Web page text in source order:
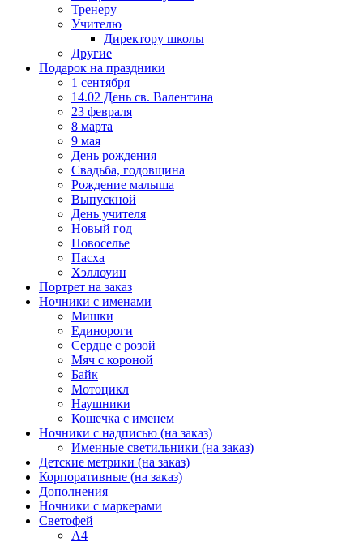
Тренеру
Учителю
Директору школы
Другие
Подарок на праздники
1 сентября
14.02 День св. Валентина
23 февраля
8 марта
9 мая
День рождения
Свадьба, годовщина
Рождение малыша
Выпускной
День учителя
Новый год
Новоселье
Пасха
Хэллоуин
Портрет на заказ
Ночники с именами
Мишки
Единороги
Сердце с розой
Мяч с короной
Байк
Мотоцикл
Наушники
Кошечка с именем
Ночники с надписью (на заказ)
Именные светильники (на заказ)
Детские метрики (на заказ)
Корпоративные (на заказ)
Дополнения
Ночники с маркерами
Светофей
А4